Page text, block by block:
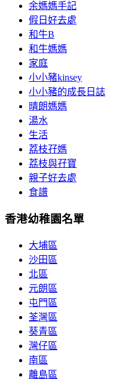
余媽媽手記
假日好去處
和牛B
和牛媽媽
家庭
小小豬kinsey
小小豬的成長日誌
晴朗媽媽
湯水
生活
荔枝孖媽
荔枝與孖寶
親子好去處
食譜
香港幼稚園名單
大埔區
沙田區
北區
元朗區
屯門區
荃灣區
葵青區
灣仔區
南區
離島區